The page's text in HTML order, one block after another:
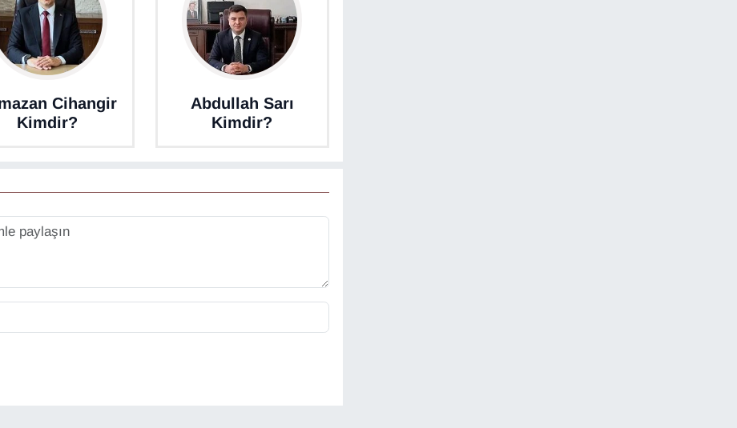
Cihangir
Kimdir?
Abdullah Sarı
Kimdir?